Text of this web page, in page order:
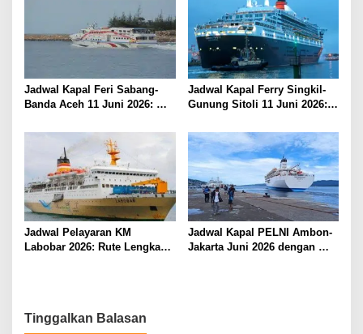
Jadwal Kapal Feri Sabang-
Banda Aceh 11 Juni 2026:
Penumpang dan Pengemudi
Jadwal Kapal Ferry Singkil-
Gunung Sitoli 11 Juni 2026:
Lengkap
Jadwal Pelayaran KM
Labobar 2026: Rute Lengkap
Jadwal Kapal PELNI Ambon-
Jakarta Juni 2026 dengan